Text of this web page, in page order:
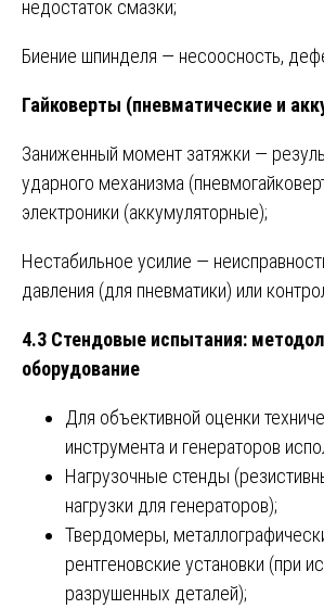
недостаток смазки;
Биение шпинделя — несоосность,
Гайковерты (пневматические и
Заниженный момент затяжки —
ударного механизма
электроники (аккумуляторные);
Нестабильное усилие —
давления (для пневматики) или
4.3 Стендовые испытания:
оборудование
Для объективной оценки
инструмента и генераторов
Нагрузочные стенды
нагрузки для генераторов);
Твердомеры,
рентгеновские установки (при
разрушенных деталей);